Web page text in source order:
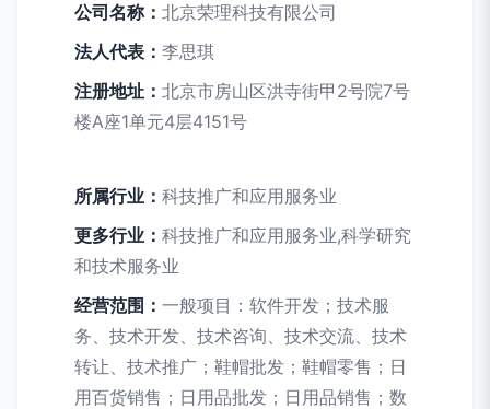
公司名称： 北京荣理科技有限公司
法人代表： 李思琪
注册地址： 北京市房山区洪寺街甲2号院7号
楼A座1单元4层4151号
所属行业： 科技推广和应用服务业
更多行业： 科技推广和应用服务业,科学研究
和技术服务业
经营范围： 一般项目：软件开发；技术服
务、技术开发、技术咨询、技术交流、技术
转让、技术推广；鞋帽批发；鞋帽零售；日
用百货销售；日用品批发；日用品销售；数